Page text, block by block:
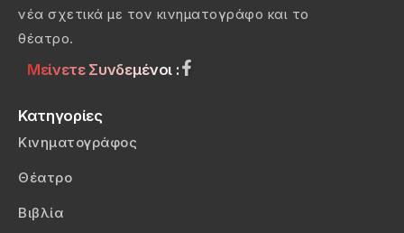
νέα σχετικά με τον κινηματογράφο και το
θέατρο.
Μείνετε Συνδεμένοι :
Κατηγορίες
Κινηματογράφος
Θέατρο
Βιβλία